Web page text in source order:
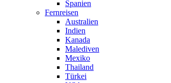
Spanien
Fernreisen
Australien
Indien
Kanada
Malediven
Mexiko
Thailand
Türkei